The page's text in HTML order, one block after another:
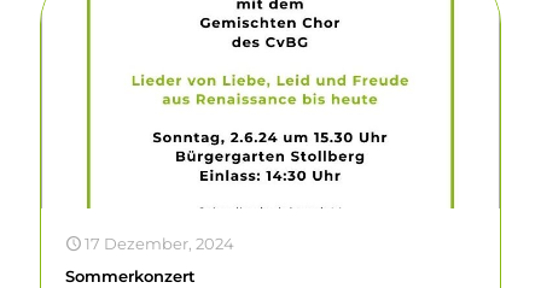
17 Dezember, 2024
Sommerkonzert